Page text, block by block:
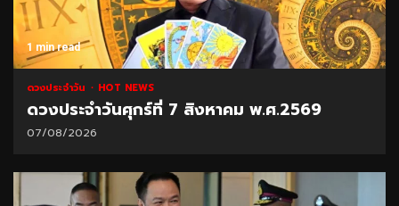
1 min read
ดวงประจำวัน HOT NEWS
ดวงประจำวันศุกร์ที่ 7 สิงหาคม พ.ศ.2569
07/08/2026